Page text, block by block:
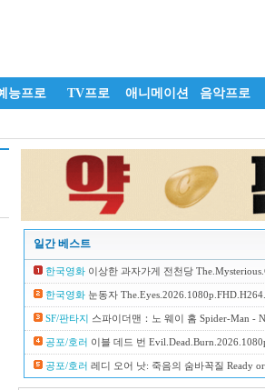
능프로 TV프로 애니메이션 음악프로
일간 베스트
한국영화 이상한 과자가게 전천당
한국영화 눈동자
SF/판타지 스파이더맨：노 웨이 홈 Spider-Man - No Way Home 2021 2160p BluRay
공포/호러 이블 데드 번
공포/호러 레디 오어 낫: 죽음의 숨바꼭질 Ready or Not 2꞉ Here I Come 2026